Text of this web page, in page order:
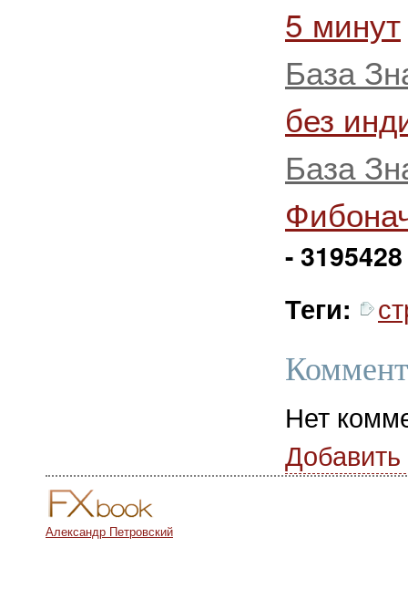
5 минут
База
без
База
- 3195428
Теги:
Нет
Александр Петровский